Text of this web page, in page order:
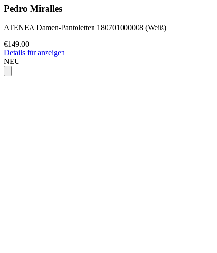
Pedro Miralles
ATENEA Damen-Pantoletten 180701000008 (Weiß)
€149.00
Details für anzeigen
NEU